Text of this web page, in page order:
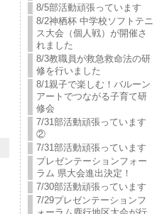
8/5部活動頑張っています
8/2神栖杯 中学校ソフトテニ
ス大会（個人戦）が開催さ
れました
8/3教職員が救急救命法の研
修を行いました
8/1親子で楽しむ！バルーン
アートでつながる子育て研
修会
7/31部活動頑張っています
②
7/31部活動頑張っています
プレゼンテーションフォー
ラム 県大会進出決定！
7/30部活動頑張っています
7/29プレゼンテーションフ